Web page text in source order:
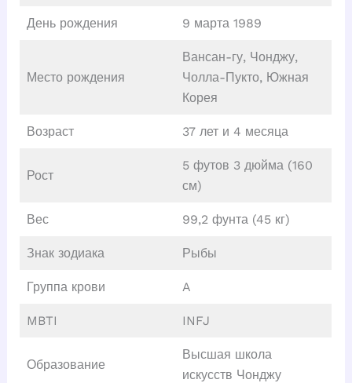
День рождения 9 марта 1989
Место рождения
Вансан-гу, Чонджу,
Чолла-Пукто, Южная
Корея
Возраст 37 лет и 4 месяца
Рост
5 футов 3 дюйма (160
см)
Вес 99,2 фунта (45 кг)
Знак зодиака Рыбы
Группа крови A
MBTI INFJ
Образование
Высшая школа
искусств Чонджу